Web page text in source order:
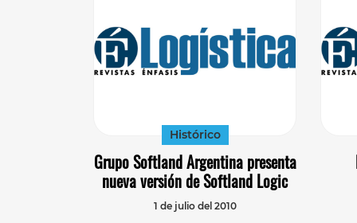
Histórico
Grupo Softland Argentina presenta
nueva versión de Softland Logic
1 de julio del 2010